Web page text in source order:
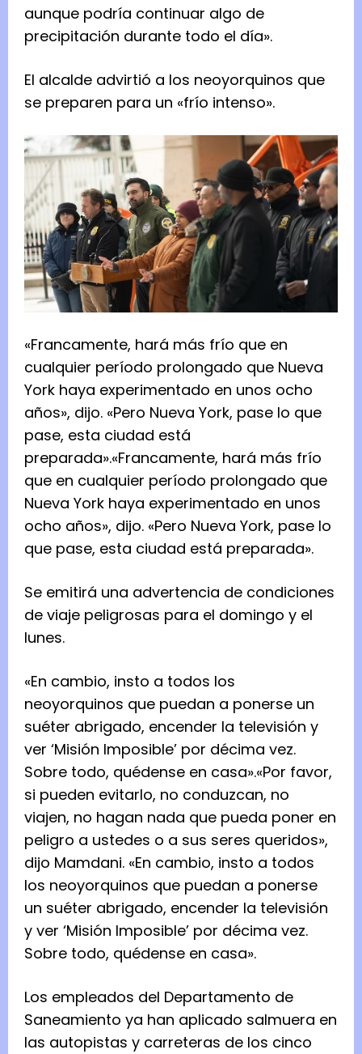
aunque podría continuar algo de
precipitación durante todo el día».
El alcalde advirtió a los neoyorquinos que
se preparen para un «frío intenso».
«Francamente, hará más frío que en
cualquier período prolongado que Nueva
York haya experimentado en unos ocho
años», dijo. «Pero Nueva York, pase lo que
pase, esta ciudad está
preparada».«Francamente, hará más frío
que en cualquier período prolongado que
Nueva York haya experimentado en unos
ocho años», dijo. «Pero Nueva York, pase lo
que pase, esta ciudad está preparada».
Se emitirá una advertencia de condiciones
de viaje peligrosas para el domingo y el
lunes.
«En cambio, insto a todos los
neoyorquinos que puedan a ponerse un
suéter abrigado, encender la televisión y
ver ‘Misión Imposible’ por décima vez.
Sobre todo, quédense en casa».«Por favor,
si pueden evitarlo, no conduzcan, no
viajen, no hagan nada que pueda poner en
peligro a ustedes o a sus seres queridos»,
dijo Mamdani. «En cambio, insto a todos
los neoyorquinos que puedan a ponerse
un suéter abrigado, encender la televisión
y ver ‘Misión Imposible’ por décima vez.
Sobre todo, quédense en casa».
Los empleados del Departamento de
Saneamiento ya han aplicado salmuera en
las autopistas y carreteras de los cinco